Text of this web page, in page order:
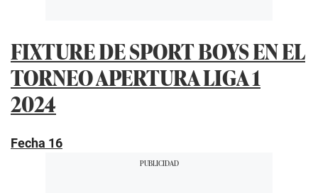
FIXTURE DE SPORT BOYS EN EL
TORNEO APERTURA LIGA 1
2024
Fecha 16